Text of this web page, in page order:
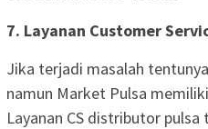
7. Layanan Customer
Jika terjadi masalah
namun Market Pulsa
Layanan CS distributor